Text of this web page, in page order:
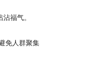
福气。
免人群聚集